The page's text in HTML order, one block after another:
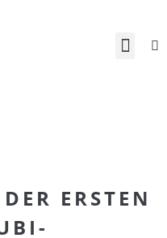
ERSTEN